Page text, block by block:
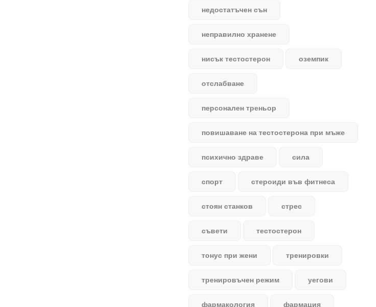
недостатъчен сън
неправилно хранене
нисък тестостерон оземпик
отслабване
персонален треньор
повишаване на тестостерона при мъже
психично здраве сила
спорт стероиди във фитнеса
стоян станков стрес
съвети тестостерон
тонус при жени тренировки
тренировъчен режим уегови
фармакология фармация